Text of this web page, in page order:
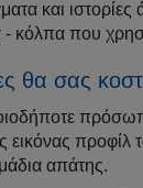
και
- κόλπα που
θα σας
προφίλ
απάτης.